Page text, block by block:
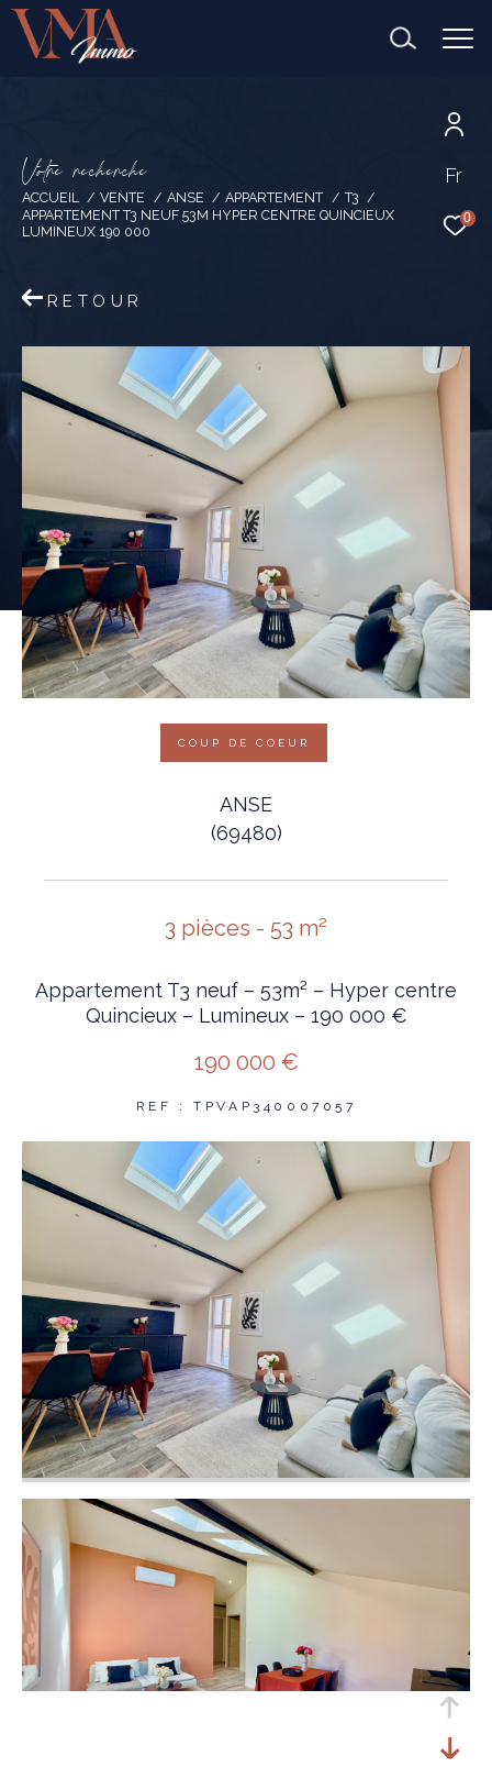
Fr
0
Votre recherche
ACCUEIL VENTE ANSE APPARTEMENT
T3
APPARTEMENT T3 NEUF 53M HYPER CENTRE QUINCIEUX
LUMINEUX 190 000
RETOUR
COUP DE COEUR
ANSE
(69480)
3 pièces - 53 m²
Appartement T3 neuf – 53m² – Hyper centre
Quincieux – Lumineux – 190 000 €
190 000 €
REF : TPVAP340007057